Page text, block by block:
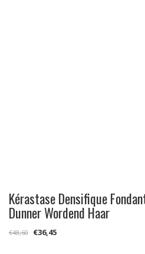
Kérastase Densifique
Dunner Wordend Haar
€48,60
Oorspronkelijke
€36,45Huidige